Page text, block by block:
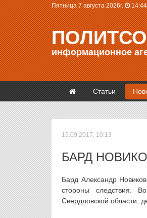
Пятница 7 августа 2026г.
информационное
Статьи
15.09.2017, 10:13
БАРД
Бард Александр
стороны следствия.
Свердловской области,